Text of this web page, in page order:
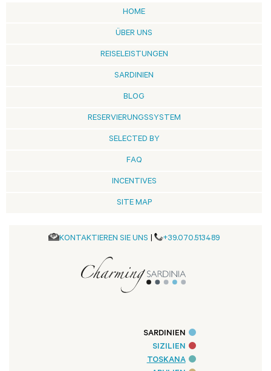
HOME
ÜBER UNS
REISELEISTUNGEN
SARDINIEN
BLOG
RESERVIERUNGSSYSTEM
SELECTED BY
FAQ
INCENTIVES
SITE MAP
KONTAKTIEREN SIE UNS +39.070.513489
SARDINIEN
SIZILIEN
TOSKANA